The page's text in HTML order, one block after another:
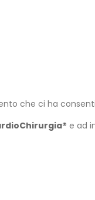
che ci ha
e ad